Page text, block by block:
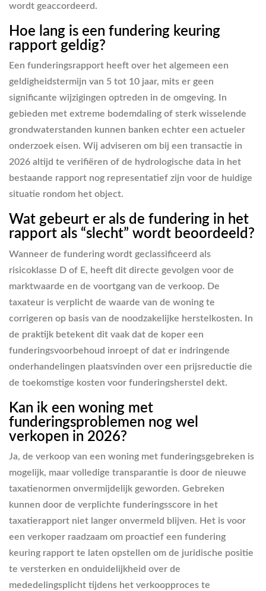
wordt geaccordeerd.
Hoe lang is een fundering keuring
rapport geldig?
Een funderingsrapport heeft over het algemeen een
geldigheidstermijn van 5 tot 10 jaar, mits er geen
significante wijzigingen optreden in de omgeving. In
gebieden met extreme bodemdaling of sterk wisselende
grondwaterstanden kunnen banken echter een actueler
onderzoek eisen. Wij adviseren om bij een transactie in
2026 altijd te verifiëren of de hydrologische data in het
bestaande rapport nog representatief zijn voor de huidige
situatie rondom het object.
Wat gebeurt er als de fundering in het
rapport als “slecht” wordt beoordeeld?
Wanneer de fundering wordt geclassificeerd als
risicoklasse D of E, heeft dit directe gevolgen voor de
marktwaarde en de voortgang van de verkoop. De
taxateur is verplicht de waarde van de woning te
corrigeren op basis van de noodzakelijke herstelkosten. In
de praktijk betekent dit vaak dat de koper een
funderingsvoorbehoud inroept of dat er indringende
onderhandelingen plaatsvinden over een prijsreductie die
de toekomstige kosten voor funderingsherstel dekt.
Kan ik een woning met
funderingsproblemen nog wel
verkopen in 2026?
Ja, de verkoop van een woning met funderingsgebreken is
mogelijk, maar volledige transparantie is door de nieuwe
taxatienormen onvermijdelijk geworden. Gebreken
kunnen door de verplichte funderingsscore in het
taxatierapport niet langer onvermeld blijven. Het is voor
een verkoper raadzaam om proactief een fundering
keuring rapport te laten opstellen om de juridische positie
te versterken en onduidelijkheid over de
mededelingsplicht tijdens het verkoopproces te